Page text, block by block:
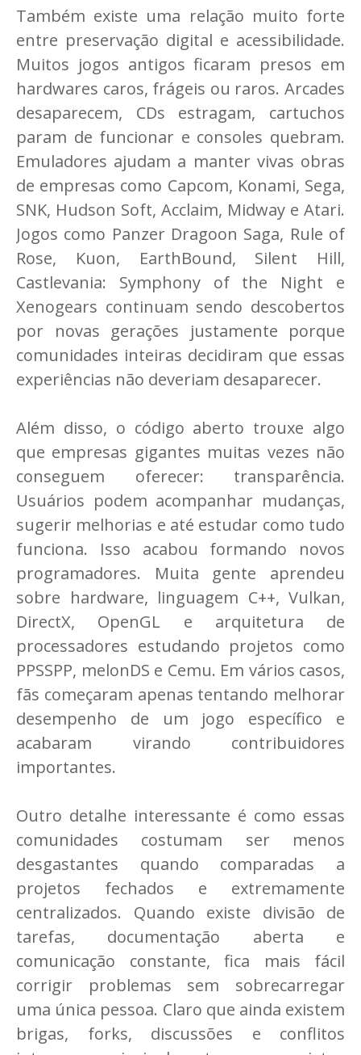
Também existe uma relação muito forte
entre preservação digital e acessibilidade.
Muitos jogos antigos ficaram presos em
hardwares caros, frágeis ou raros. Arcades
desaparecem, CDs estragam, cartuchos
param de funcionar e consoles quebram.
Emuladores ajudam a manter vivas obras
de empresas como Capcom, Konami, Sega,
SNK, Hudson Soft, Acclaim, Midway e Atari.
Jogos como Panzer Dragoon Saga, Rule of
Rose, Kuon, EarthBound, Silent Hill,
Castlevania: Symphony of the Night e
Xenogears continuam sendo descobertos
por novas gerações justamente porque
comunidades inteiras decidiram que essas
experiências não deveriam desaparecer.
Além disso, o código aberto trouxe algo
que empresas gigantes muitas vezes não
conseguem oferecer: transparência.
Usuários podem acompanhar mudanças,
sugerir melhorias e até estudar como tudo
funciona. Isso acabou formando novos
programadores. Muita gente aprendeu
sobre hardware, linguagem C++, Vulkan,
DirectX, OpenGL e arquitetura de
processadores estudando projetos como
PPSSPP, melonDS e Cemu. Em vários casos,
fãs começaram apenas tentando melhorar
desempenho de um jogo específico e
acabaram virando contribuidores
importantes.
Outro detalhe interessante é como essas
comunidades costumam ser menos
desgastantes quando comparadas a
projetos fechados e extremamente
centralizados. Quando existe divisão de
tarefas, documentação aberta e
comunicação constante, fica mais fácil
corrigir problemas sem sobrecarregar
uma única pessoa. Claro que ainda existem
brigas, forks, discussões e conflitos